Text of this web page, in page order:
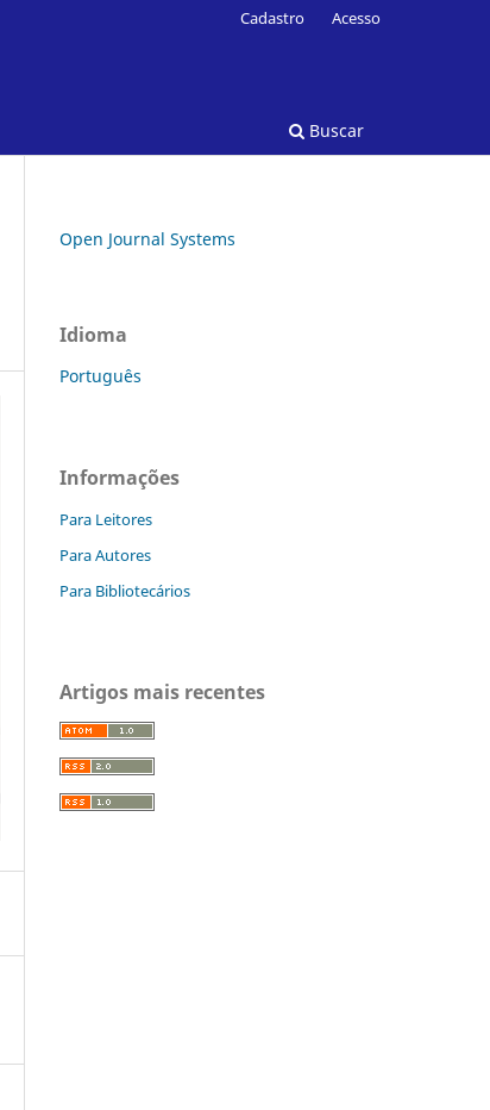
Buscar
Cadastro Acesso
Open Journal Systems
Idioma
Português
Informações
Para Leitores
Para Autores
Para Bibliotecários
Artigos mais recentes